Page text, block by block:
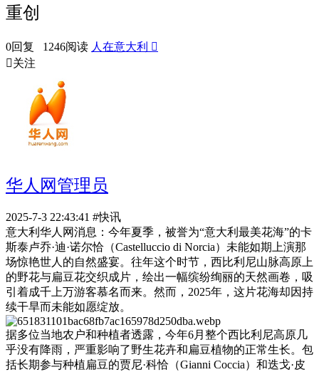
重创
0回复 1246阅读 人在意大利 
关注
华人网管理员
2025-7-3 22:43:41 #快讯
意大利华人网消息：今年夏季，被誉为“意大利最美花海”的卡
斯泰卢乔·迪·诺尔恰（Castelluccio di Norcia）未能如期上演那
场惊艳世人的自然盛宴。往年这个时节，西比利尼山脉高原上
的野花与扁豆花交织成片，绘出一幅缤纷绚丽的天然画卷，吸
引着成千上万游客慕名而来。然而，2025年，这片花海却因持
续干旱而未能如愿绽放。
据多位当地农户和种植者透露，今年6月整个西比利尼高原几
乎没有降雨，严重影响了野生花卉和扁豆植物的正常生长。包
括长期参与种植扁豆的贾尼·科恰（Gianni Coccia）和迭戈·皮